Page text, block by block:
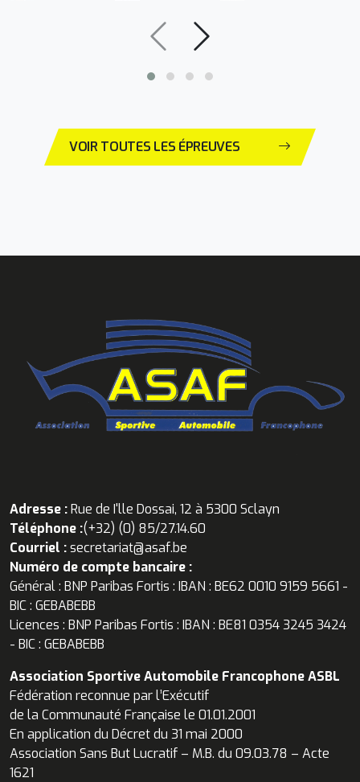
VOIR TOUTES LES ÉPREUVES
Adresse :Rue de I'lle Dossai, 12 à 5300 Sclayn
Téléphone :(+32) (0) 85/27.14.60
Courriel :secretariat@asaf.be
Numéro de compte bancaire :
Général : BNP Paribas Fortis : IBAN : BE62 0010 9159 5661 -
BIC : GEBABEBB
Licences : BNP Paribas Fortis : IBAN : BE81 0354 3245 3424
- BIC : GEBABEBB
Association Sportive Automobile Francophone ASBL
Fédération reconnue par l’Exécutif
de la Communauté Française le 01.01.2001
En application du Décret du 31 mai 2000
Association Sans But Lucratif – M.B. du 09.03.78 – Acte
1621